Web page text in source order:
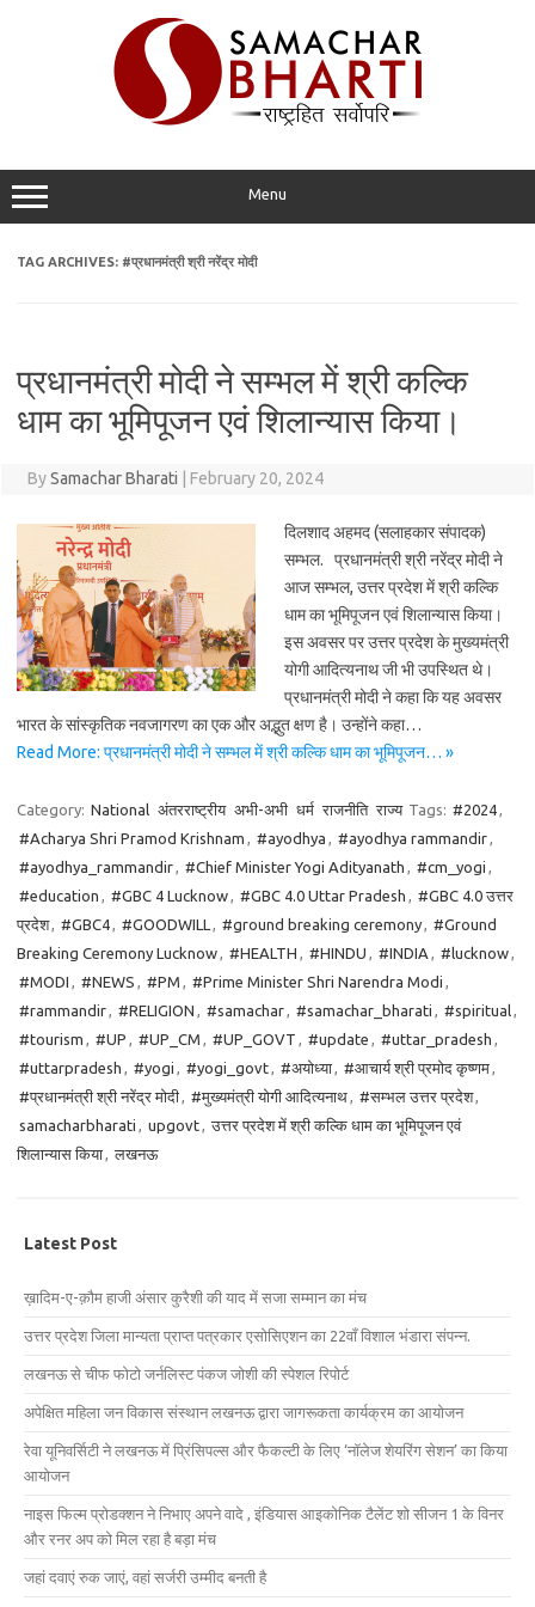
Menu
TAG ARCHIVES: #प्रधानमंत्री श्री नरेंद्र मोदी
प्रधानमंत्री मोदी ने सम्भल में श्री कल्कि
धाम का भूमिपूजन एवं शिलान्यास किया।
BySamachar Bharati February 20, 2024
दिलशाद अहमद (सलाहकार संपादक)
सम्भल. प्रधानमंत्री श्री नरेंद्र मोदी ने
आज सम्भल, उत्तर प्रदेश में श्री कल्कि
धाम का भूमिपूजन एवं शिलान्यास किया।
इस अवसर पर उत्तर प्रदेश के मुख्यमंत्री
योगी आदित्यनाथ जी भी उपस्थित थे।
प्रधानमंत्री मोदी ने कहा कि यह अवसर
भारत के सांस्कृतिक नवजागरण का एक और अद्भुत क्षण है। उन्होंने कहा…
Read More: प्रधानमंत्री मोदी ने सम्भल में श्री कल्कि धाम का भूमिपूजन… »
Category: National अंतरराष्ट्रीय अभी-अभी धर्म राजनीति राज्य Tags: #2024,
#Acharya Shri Pramod Krishnam , #ayodhya , #ayodhya rammandir,
#ayodhya_rammandir, #Chief Minister Yogi Adityanath , #cm_yogi ,
#education , #GBC 4 Lucknow, #GBC 4.0 Uttar Pradesh , #GBC 4.0 उत्तर
प्रदेश, #GBC4, #GOODWILL , #ground breaking ceremony, #Ground
Breaking Ceremony Lucknow, #HEALTH , #HINDU , #INDIA , #lucknow,
#MODI , #NEWS , #PM , #Prime Minister Shri Narendra Modi ,
#rammandir, #RELIGION , #samachar, #samachar_bharati , #spiritual,
#tourism , #UP , #UP_CM , #UP_GOVT , #update , #uttar_pradesh ,
#uttarpradesh , #yogi , #yogi_govt, #अयोध्या, #आचार्य श्री प्रमोद कृष्णम,
#प्रधानमंत्री श्री नरेंद्र मोदी, #मुख्यमंत्री योगी आदित्यनाथ, #सम्भल उत्तर प्रदेश,
samacharbharati , upgovt, उत्तर प्रदेश में श्री कल्कि धाम का भूमिपूजन एवं
शिलान्यास किया, लखनऊ
Latest Post
ख़ादिम-ए-क़ौम हाजी अंसार कुरैशी की याद में सजा सम्मान का मंच
उत्तर प्रदेश जिला मान्यता प्राप्त पत्रकार एसोसिएशन का 22वाँ विशाल भंडारा संपन्न.
लखनऊ से चीफ फोटो जर्नलिस्ट पंकज जोशी की स्पेशल रिपोर्ट
अपेक्षित महिला जन विकास संस्थान लखनऊ द्वारा जागरूकता कार्यक्रम का आयोजन
रेवा यूनिवर्सिटी ने लखनऊ में प्रिंसिपल्स और फैकल्टी के लिए ‘नॉलेज शेयरिंग सेशन’ का किया
आयोजन
नाइस फिल्म प्रोडक्शन ने निभाए अपने वादे , इंडियास आइकोनिक टैलेंट शो सीजन 1 के विनर
और रनर अप को मिल रहा है बड़ा मंच
जहां दवाएं रुक जाएं, वहां सर्जरी उम्मीद बनती है